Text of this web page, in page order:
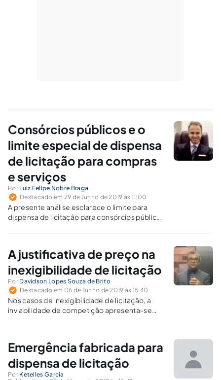
Consórcios públicos e o
limite especial de dispensa
de licitação para compras
e serviços
Por Luiz Felipe Nobre Braga
Destacado em 29 de Junho de 2019 às 11:00
A presente análise esclarece o limite para
dispensa de licitação para consórcios públicos
disposições da Lei 8.666/93.
A justificativa de preço na
inexigibilidade de licitação
Por Davidson Lopes Souza de Brito
Destacado em 06 de Junho de 2019 às 15:40
Nos casos de inexigibilidade de licitação, a
inviabilidade de competição apresenta-se
pesquisas de preços das formas comumente
licitações.
Emergência fabricada para
dispensa de licitação
Por Ketelles Garcia